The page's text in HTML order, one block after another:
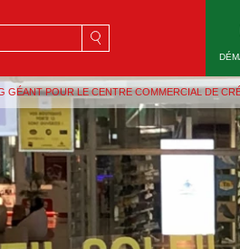
GÉANT POUR LE CENTRE COMMERCIAL DE